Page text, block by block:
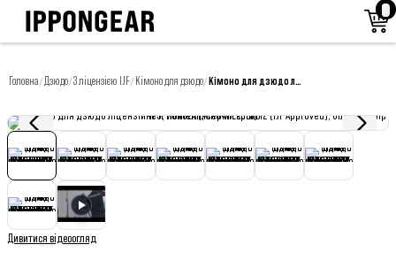
Головна/Дзюдо/З ліцензією IJF/ Кімоно для дзюдо/ Кімоно для дзюдо ліцензійне IPPONGEAR, серія LEGEND 2 (IJF Approved), біле, розмір 175, Women (жіночій крій)
Дивитися відеоогляд